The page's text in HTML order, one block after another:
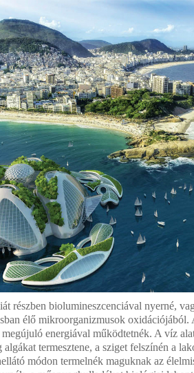
részben biolumineszcenciával nyerné,
élő mikroorganizmusok oxidációjából.
energiával működtetnék. A víz
termesztene, a sziget felszínén a
módon termelnék maguknak az